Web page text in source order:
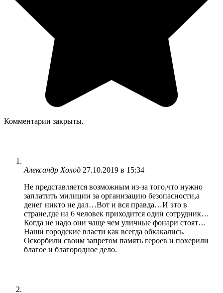
Комментарии закрыты.
Александр Холод 27.10.2019 в 15:34
Не представляется возможным из-за того,что нужно
заплатить милиции за организацию безопасности,а
денег никто не дал…Вот и вся правда…И это в
стране,где на 6 человек приходится один сотрудник…
Когда не надо они чаще чем уличные фонари стоят…
Наши городские власти как всегда обкакались.
Оскорбили своим запретом память героев и похерили
благое и благородное дело.